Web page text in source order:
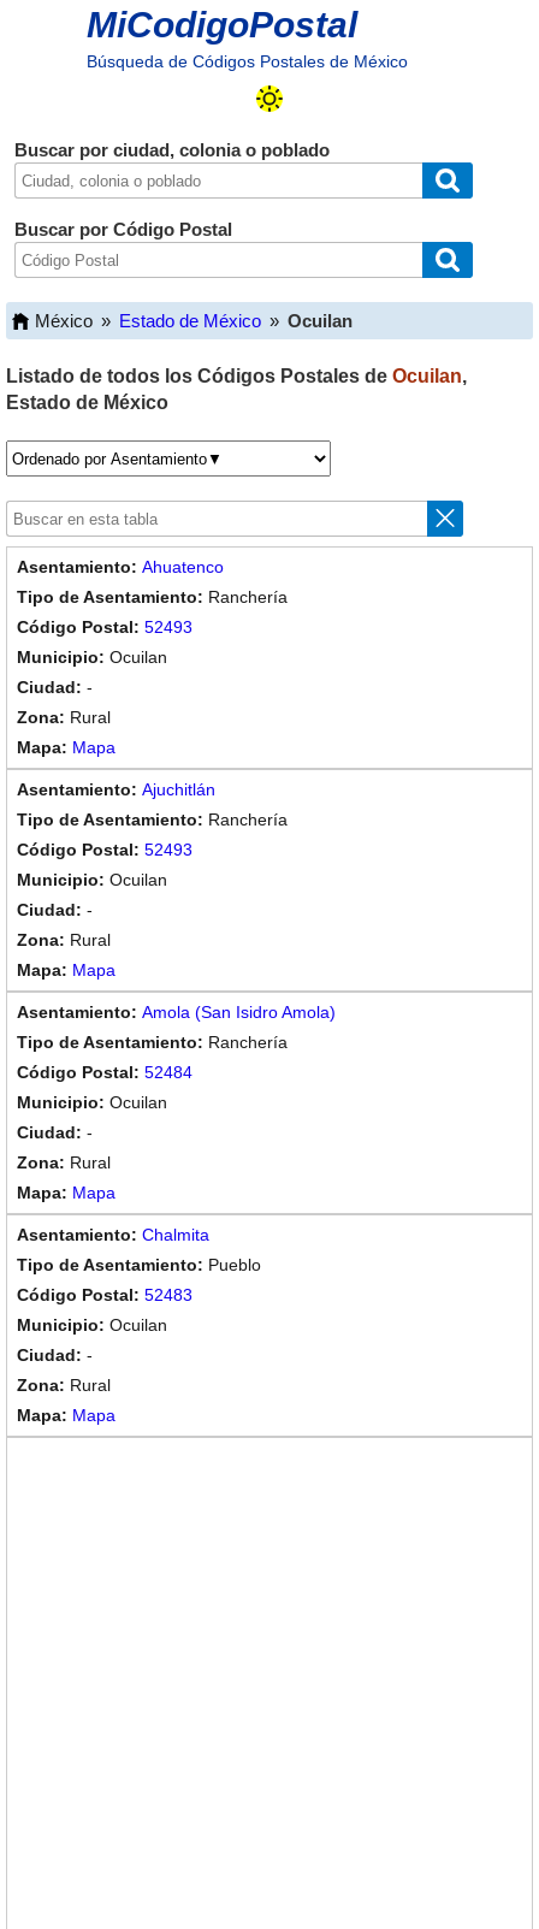
MiCodigoPostal
Búsqueda de Códigos Postales de México
Buscar por ciudad, colonia o poblado
Buscar por Código Postal
México » Estado de México » Ocuilan
Listado de todos los Códigos Postales de Ocuilan,
Estado de México
Ahuatenco
Ranchería
52493
Ocuilan
-
Rural
Mapa
Ajuchitlán
Ranchería
52493
Ocuilan
-
Rural
Mapa
Amola (San Isidro Amola)
Ranchería
52484
Ocuilan
-
Rural
Mapa
Chalmita
Pueblo
52483
Ocuilan
-
Rural
Mapa